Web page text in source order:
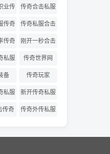
版
业传
传奇合击私服
传奇
传奇私服合击
发布网
传奇
刚开一秒合击
传奇
私服 传奇世界网
备 传奇玩家
私服 新开传奇私服
传奇 传奇外传私服